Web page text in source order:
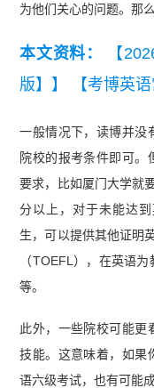
为他们关心的问题。那
本文资料：
【
版】】
【考博英
一般情况下，读博并没
院校的报考条件即可。
要求，比如厦门大学就
分以上，对于未能达
生，可以提供其他证明
（TOEFL），在英语
等。
此外，一些院校可能更
技能。这意味着，如果
语六级考试，也有可能